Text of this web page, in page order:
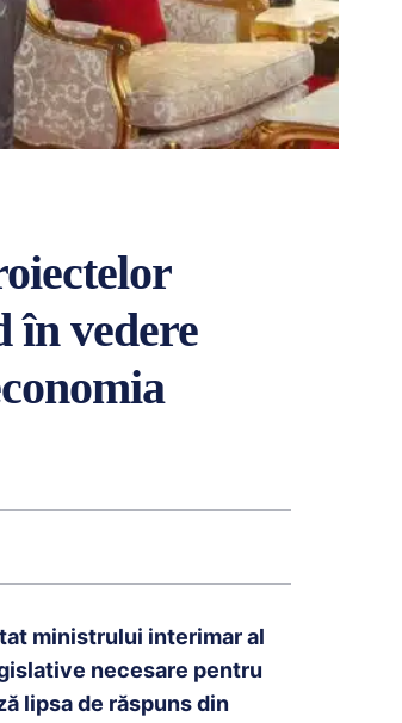
în vedere
ministrului interimar al
necesare pentru
lipsa de răspuns din